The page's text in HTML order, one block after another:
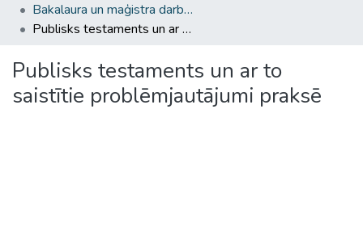
Bakalaura un maģistra darbi (JF) / Bachelor's and Master's theses
Publisks testaments un ar to saistītie problēmjautājumi praksē
Publisks testaments un ar to
saistītie problēmjautājumi praksē